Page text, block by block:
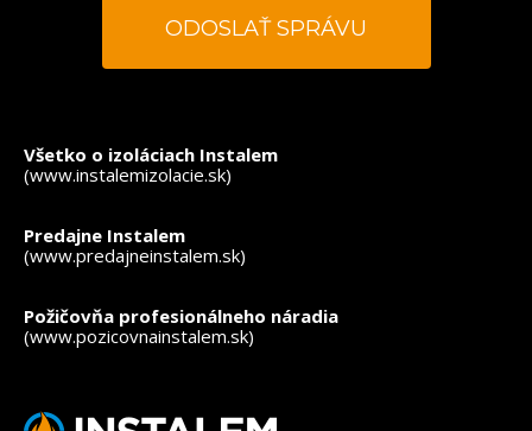
Všetko o izoláciach Instalem
(www.instalemizolacie.sk)
Predajne Instalem
(www.predajneinstalem.sk)
Požičovňa profesionálneho náradia
(www.pozicovnainstalem.sk)